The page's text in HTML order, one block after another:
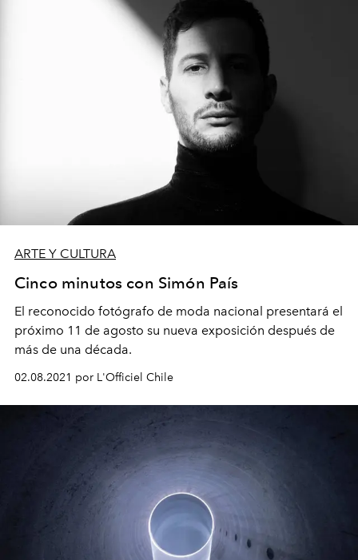
ARTE Y CULTURA
Cinco minutos con Simón País
El reconocido fotógrafo de moda nacional presentará el
próximo 11 de agosto su nueva exposición después de
más de una década.
02.08.2021 por L'Officiel Chile